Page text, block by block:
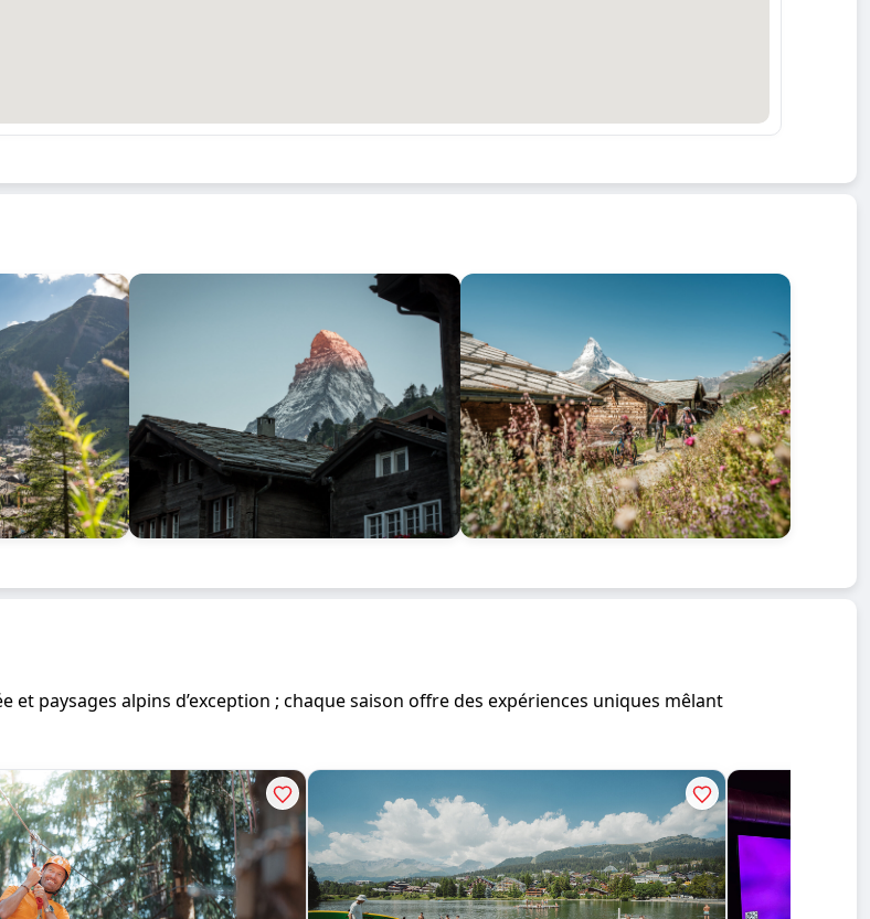
paysages alpins d’exception ; chaque saison offre des expériences uniques mêlant